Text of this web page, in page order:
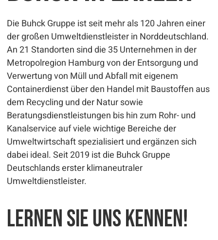
Die Buhck Gruppe ist seit mehr als 120 Jahren einer
der großen Umweltdienstleister in Norddeutschland.
An 21 Standorten sind die 35 Unternehmen in der
Metropolregion Hamburg von der Entsorgung und
Verwertung von Müll und Abfall mit eigenem
Containerdienst über den Handel mit Baustoffen aus
dem Recycling und der Natur sowie
Beratungsdienstleistungen bis hin zum Rohr- und
Kanalservice auf viele wichtige Bereiche der
Umweltwirtschaft spezialisiert und ergänzen sich
dabei ideal. Seit 2019 ist die Buhck Gruppe
Deutschlands erster klimaneutraler
Umweltdienstleister.
Lernen Sie uns kennen!